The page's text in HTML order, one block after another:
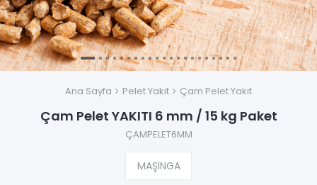
Ana Sayfa Pelet Yakıt Çam Pelet Yakıt
Çam Pelet YAKITI 6 mm / 15 kg Paket
ÇAMPELET6MM
MAŞİNGA